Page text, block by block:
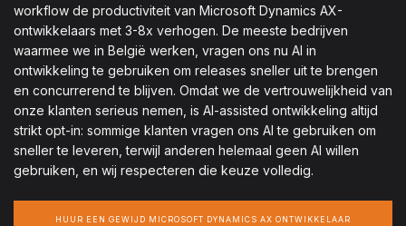
workflow de productiviteit van Microsoft Dynamics AX-
ontwikkelaars met 3-8x verhogen. De meeste bedrijven
waarmee we in België werken, vragen ons nu AI in
ontwikkeling te gebruiken om releases sneller uit te brengen
en concurrerend te blijven. Omdat we de vertrouwelijkheid van
onze klanten serieus nemen, is AI-assisted ontwikkeling altijd
strikt opt-in: sommige klanten vragen ons AI te gebruiken om
sneller te leveren, terwijl anderen helemaal geen AI willen
gebruiken, en wij respecteren die keuze volledig.
HUUR EEN GEWIJD MICROSOFT DYNAMICS AX ONTWIKKELAAR